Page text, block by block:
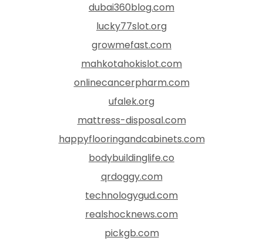
dubai360blog.com
lucky77slot.org
growmefast.com
mahkotahokislot.com
onlinecancerpharm.com
ufalek.org
mattress-disposal.com
happyflooringandcabinets.com
bodybuildinglife.co
qrdoggy.com
technologygud.com
realshocknews.com
pickgb.com